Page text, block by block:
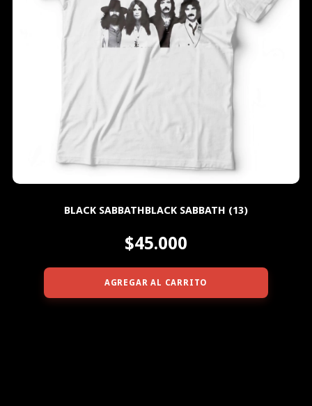
BLACK SABBATHBLACK SABBATH (13)
$45.000
AGREGAR AL CARRITO